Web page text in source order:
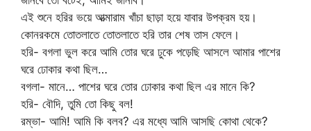
এই শুনে হরির ভয়ে আত্মারাম খাঁচা ছাড়া হয়ে যাবার উপক্রম হয়।
কোনরকমে তোতলাতে তোতলাতে হরি তার শেষ তাস ফেলে।
হরি- বগলা ভুল করে আমি তোর ঘরে ঢুকে পড়েছি আসলে আমার পাশের
ঘরে ঢোকার কথা ছিল…
বগলা- মানে… পাশের ঘরে তোর ঢোকার কথা ছিল এর মানে কি?
হরি- বৌদি, তুমি তো কিছু বল!
রম্ভা- আমি! আমি কি বলব? এর মধ্যে আমি আসছি কোথা থেকে?